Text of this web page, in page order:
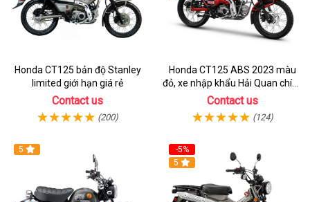
Honda CT125 bản độ Stanley
limited giới hạn giá rẻ
Contact us
(200)
Honda CT125 ABS 2023 màu
đỏ, xe nhập khẩu Hải Quan chính
ngạch
Contact us
(124)
5
-5%
5